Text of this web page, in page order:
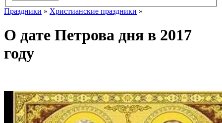
Праздники » Христианские праздники »
О дате Петрова дня в 2017
году